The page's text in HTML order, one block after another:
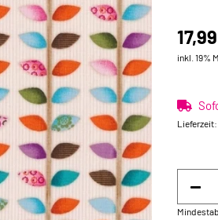
inkl. 19%
Lieferzeit: